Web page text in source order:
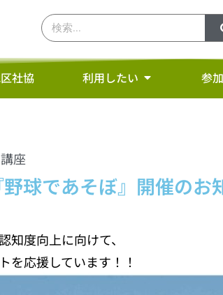
社協 利用したい 参
座
球であそぼ』開催のお
度向上に向けて、
を応援しています！！